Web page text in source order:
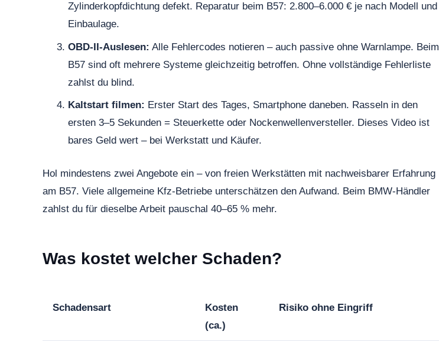
Zylinderkopfdichtung defekt. Reparatur beim B57: 2.800–6.000 € je nach Modell und
Einbaulage.
OBD-II-Auslesen: Alle Fehlercodes notieren – auch passive ohne Warnlampe. Beim
B57 sind oft mehrere Systeme gleichzeitig betroffen. Ohne vollständige Fehlerliste
zahlst du blind.
Kaltstart filmen: Erster Start des Tages, Smartphone daneben. Rasseln in den
ersten 3–5 Sekunden = Steuerkette oder Nockenwellenversteller. Dieses Video ist
bares Geld wert – bei Werkstatt und Käufer.
Hol mindestens zwei Angebote ein – von freien Werkstätten mit nachweisbarer Erfahrung
am B57. Viele allgemeine Kfz-Betriebe unterschätzen den Aufwand. Beim BMW-Händler
zahlst du für dieselbe Arbeit pauschal 40–65 % mehr.
Was kostet welcher Schaden?
Schadensart
Kosten
(ca.)
Risiko ohne Eingriff